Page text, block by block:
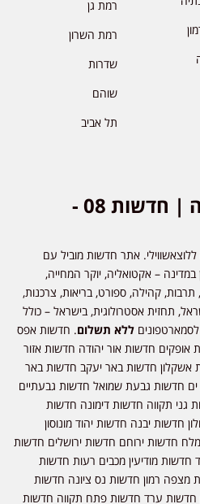
רמת גן
רמת השרון
שדרות
שוהם
תל אביב
חדשות אפס שמונה | חדשות 08 -
אתר חדשות מוביל עם
– אקטואליה, יוקר המחייה,
קהילה, ספורט, בריאות, צרכנות,
תחזית אסטרולוגית, בישראל – כולל
לסמארטפונים ללא תשלום. חדשות אפס
אופקים חדשות אור יהודה חדשות אזור
אשקלון חדשות באר יעקב חדשות באר
חדשות גבעת שמואל חדשות גבעתיים
גני תקווה חדשות דימונה חדשות
חדשות יבנה חדשות יהוד מונוסון
חדשות ירוחם חדשות ירושלים חדשות
מודיעין מכבים רעות חדשות
מצפה רמון חדשות נס ציונה חדשות
חדשות ערד חדשות פתח תקווה חדשות